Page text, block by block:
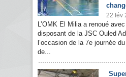
22 fév
L’OMK El Milia a renoué
disposant de la JSC Ouled
l’occasion de la 7e journée
de...